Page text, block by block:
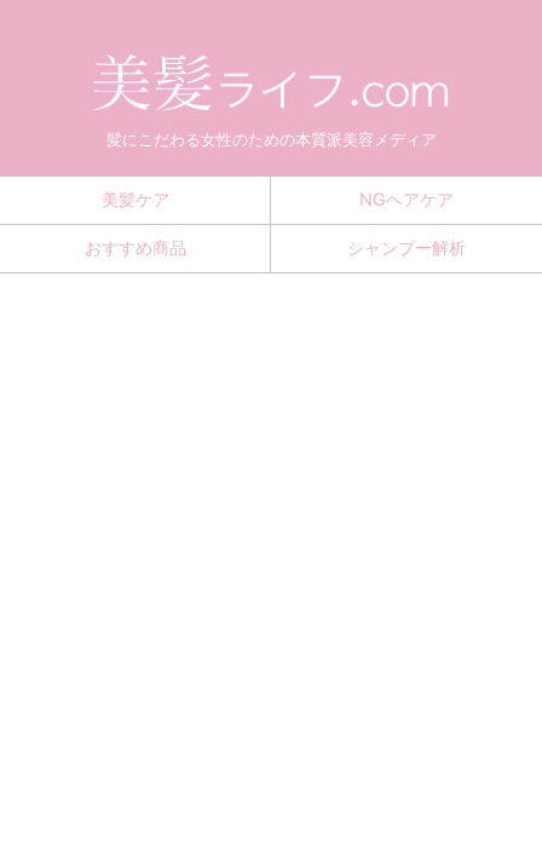
髪にこだわる女性のための本質派美容メディア
美髪ケア NGヘアケア
おすすめ商品 シャンプー解析